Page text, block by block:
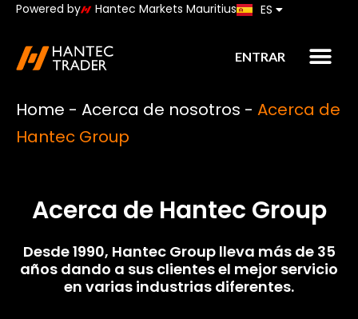
Powered by Hantec Markets Mauritius ES
JP
ENTRAR
Home - Acerca de nosotros - Acerca de
Hantec Group
Acerca de Hantec Group
Desde 1990, Hantec Group lleva más de 35
años dando a sus clientes el mejor servicio
en varias industrias diferentes.